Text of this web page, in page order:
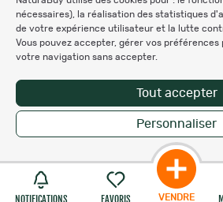
nécessaires), la réalisation des statistiques
de votre expérience utilisateur et la lutte
Vous pouvez accepter, gérer vos
votre navigation sans accepter.
Tout accepter
Personnaliser
NOTIFICATIONS FAVORIS VENDRE
Charte éthique
Mentions légales
Règlement & Conditions d'utilisation
Politique de protection
des données personnelles
Personnalisation des cookies
Copyright © 2007-2026 NaturaBuy. Tous droits
Les marques commerciales mentionnées
respectifs in 0.042 s
Suggestions de recherche
Site NaturaBuy classique